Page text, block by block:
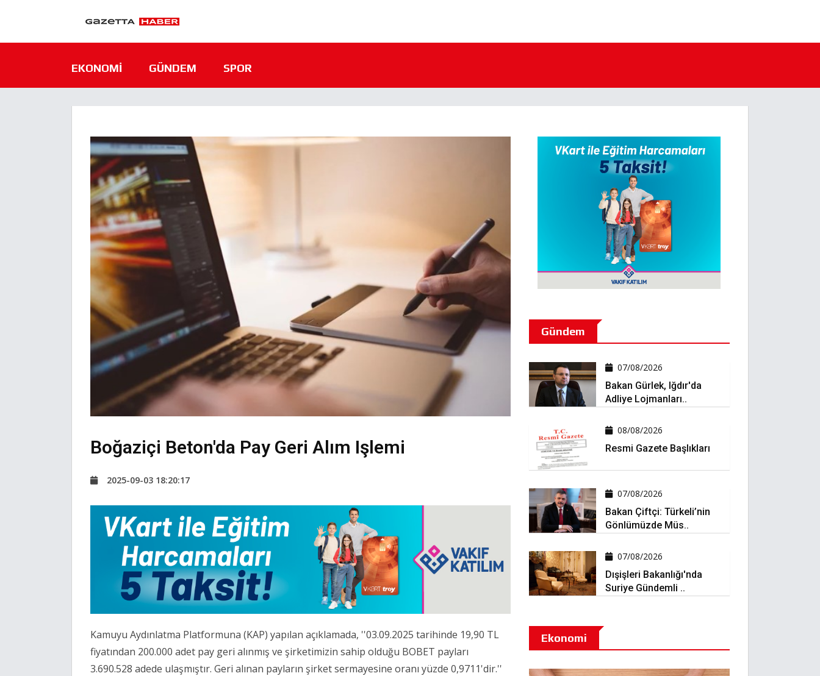
EKONOMI GÜNDEM SPOR
Boğaziçi Beton'da Pay Geri Alım Işlemi
2025-09-03 18:20:17
Kamuyu Aydınlatma Platformuna (KAP) yapılan açıklamada, ''03.09.2025 tarihinde 19,90 TL
fiyatından 200.000 adet pay geri alınmış ve şirketimizin sahip olduğu BOBET payları
3.690.528 adede ulaşmıştır. Geri alınan payların şirket sermayesine oranı yüzde 0,9711'dir.''
Gündem
07/08/2026
Bakan Gürlek, Iğdır'da
Adliye Lojmanları..
08/08/2026
Resmi Gazete Başlıkları
07/08/2026
Bakan Çiftçi: Türkeli’nin
Gönlümüzde Müs..
07/08/2026
Dışişleri Bakanlığı'nda
Suriye Gündemli ..
Ekonomi